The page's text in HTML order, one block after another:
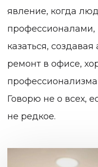
явление, когда
профессионалами,
казаться,
ремонт в офисе,
Говорю не о всех,
не редкое.